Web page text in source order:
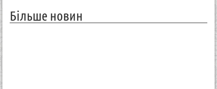
Більше новин